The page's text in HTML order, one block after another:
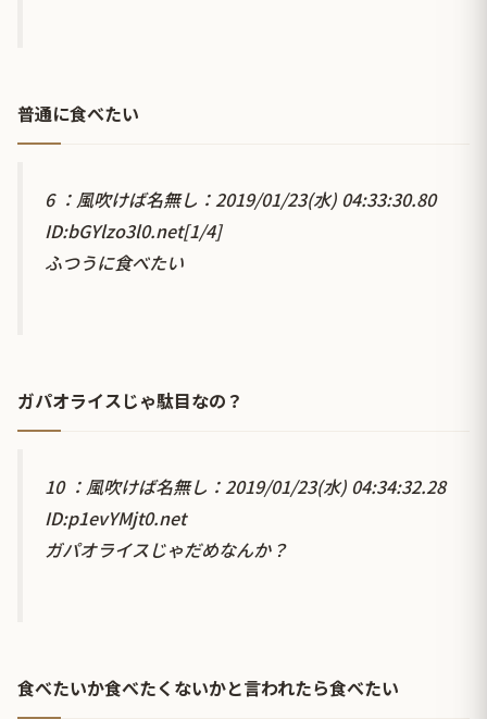
普通に食べたい
6 ：風吹けば名無し：2019/01/23(水) 04:33:30.80
ID:bGYlzo3l0.net[1/4]
ふつうに食べたい
ガパオライスじゃ駄目なの？
10 ：風吹けば名無し：2019/01/23(水) 04:34:32.28
ID:p1evYMjt0.net
ガパオライスじゃだめなんか？
食べたいか食べたくないかと言われたら食べたい